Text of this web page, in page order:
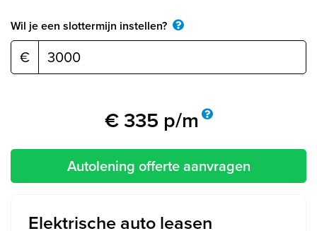
Wil je een slottermijn instellen?
€
€335 p/m
Autolening offerte aanvragen
Elektrische auto leasen